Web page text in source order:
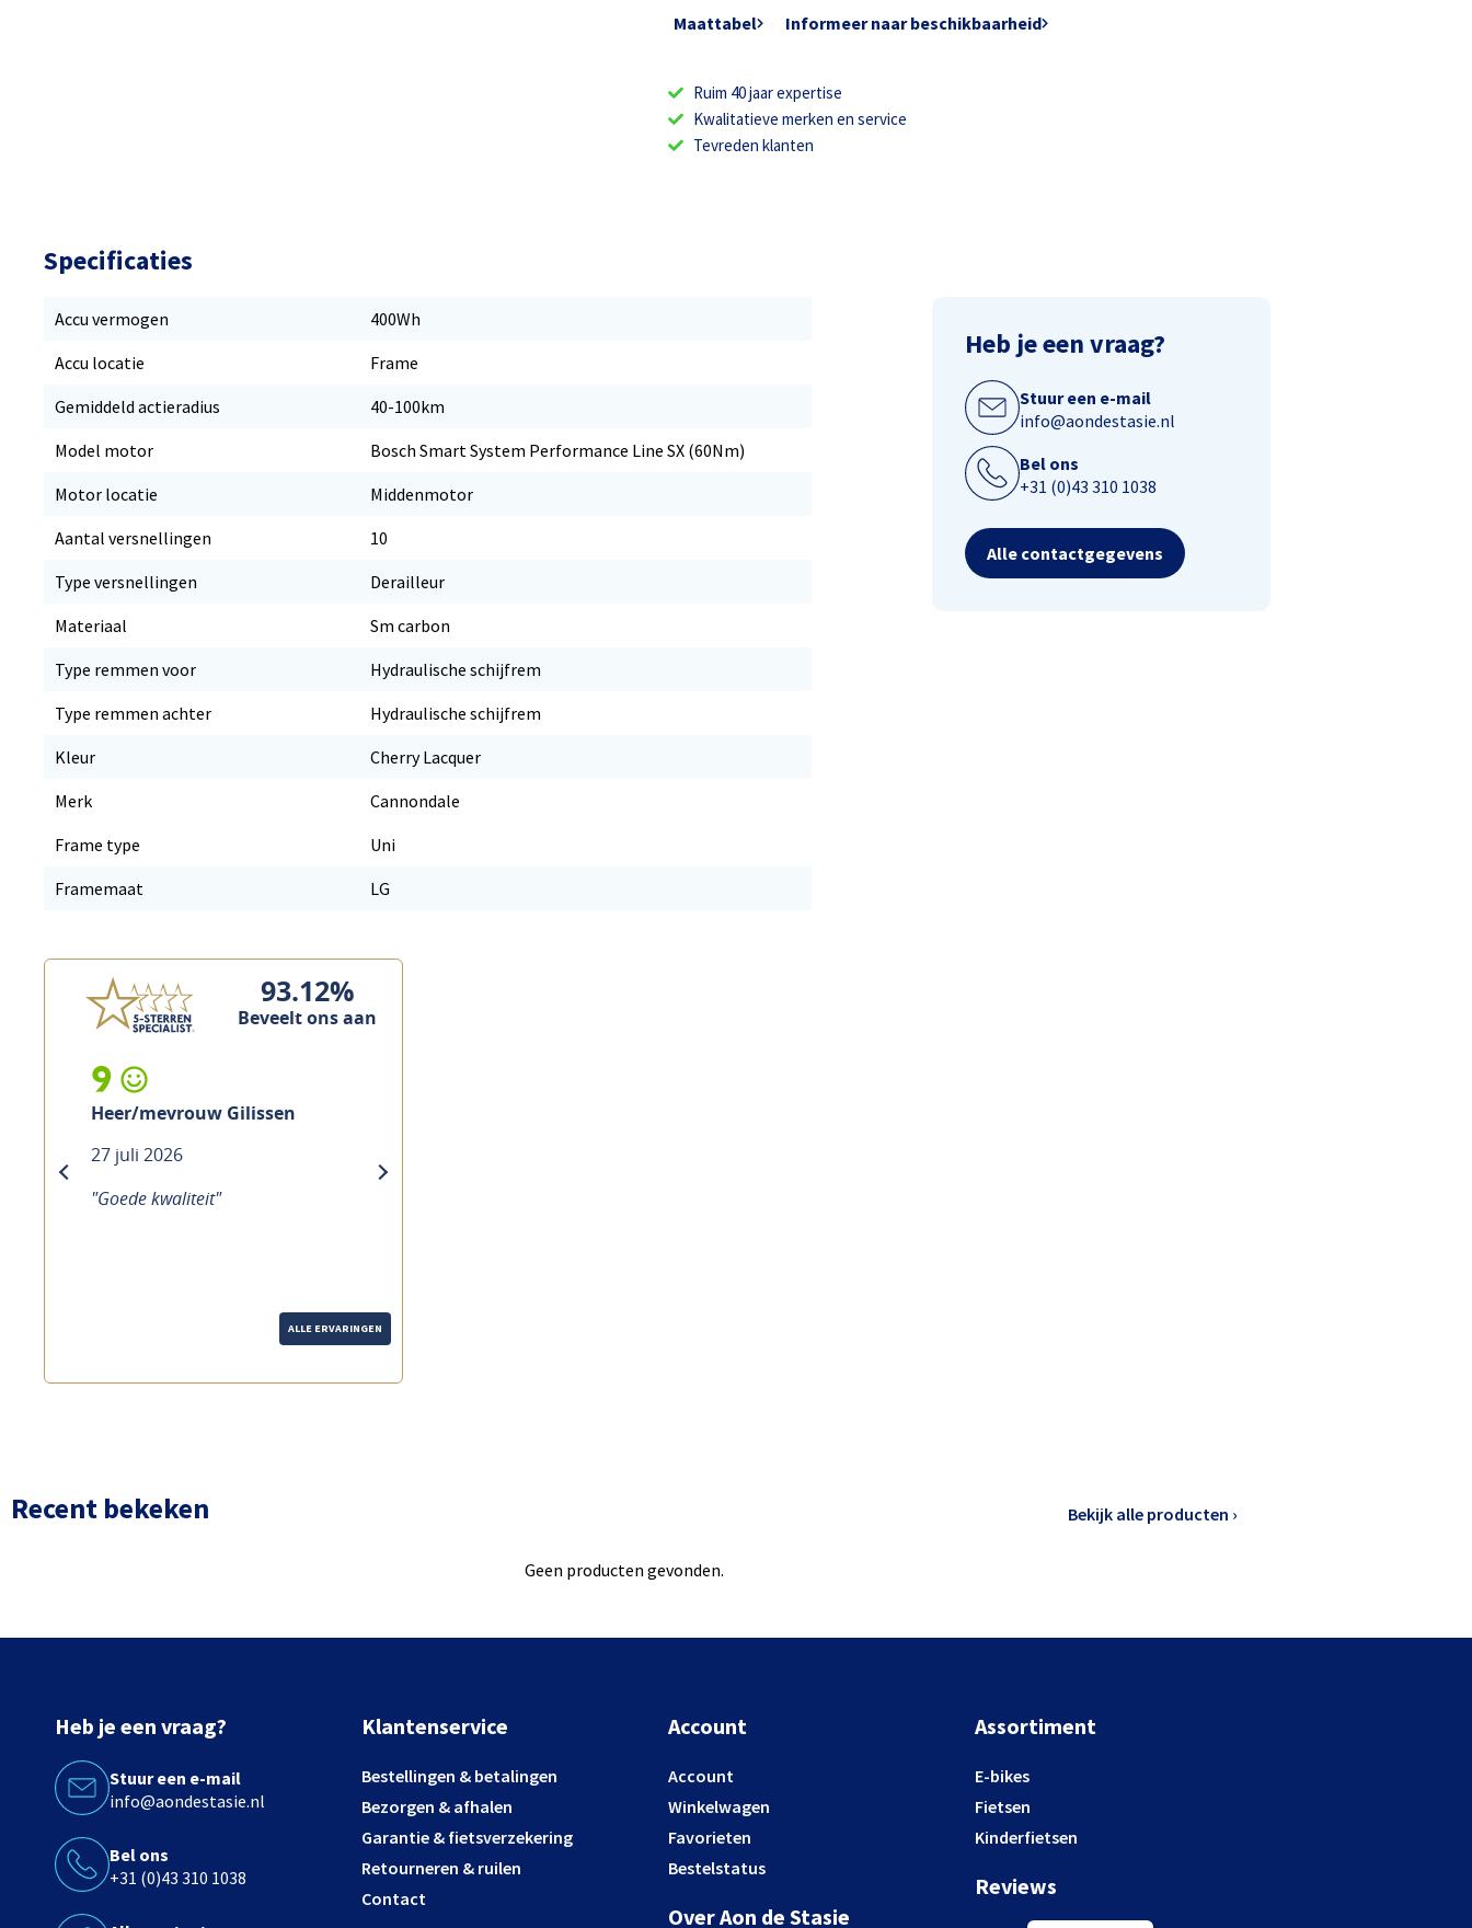
Maattabel Informeer naar beschikbaarheid
Ruim 40 jaar expertise
Kwalitatieve merken en service
Tevreden klanten
Specificaties
Accu vermogen
400Wh
Accu locatie
Frame
Gemiddeld actieradius
40-100km
Model motor
Bosch Smart System Performance Line SX (60Nm)
Motor locatie
Middenmotor
Aantal versnellingen
10
Type versnellingen
Derailleur
Materiaal
Sm carbon
Type remmen voor
Hydraulische schijfrem
Type remmen achter
Hydraulische schijfrem
Kleur
Cherry Lacquer
Merk
Cannondale
Frame type
Uni
Framemaat
LG
93.12%
Beveelt ons aan
9
Heer/mevrouw Gilissen
27 juli 2026
"Goede kwaliteit"
next
ALLE ERVARINGEN
Heb je een vraag?
Stuur een e-mail
info@aondestasie.nl
Bel ons
+31 (0)43 310 1038
Alle contactgegevens
Recent bekeken Bekijk alle producten ›
Geen producten gevonden.
Heb je een vraag?
Stuur een e-mail
info@aondestasie.nl
Bel ons
+31 (0)43 310 1038
Klantenservice
Bestellingen & betalingen
Bezorgen & afhalen
Garantie & fietsverzekering
Retourneren & ruilen
Contact
Account
Account
Winkelwagen
Favorieten
Bestelstatus
Over Aon de Stasie
Assortiment
E-bikes
Fietsen
Kinderfietsen
Reviews